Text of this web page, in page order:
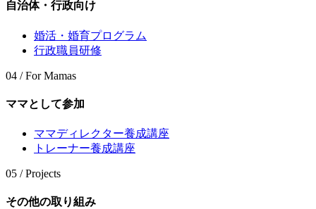
自治体・行政向け
婚活・婚育プログラム
行政職員研修
04 / For Mamas
ママとして参加
ママディレクター養成講座
トレーナー養成講座
05 / Projects
その他の取り組み